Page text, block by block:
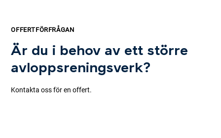
OFFERTFÖRFRÅGAN
Är du i behov av ett större
avloppsreningsverk?
Kontakta oss för en offert.